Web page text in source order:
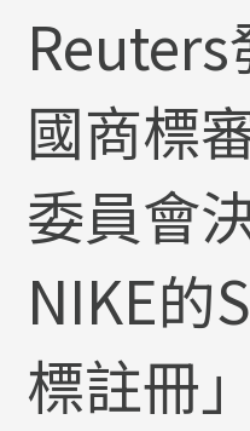
國商標
委員會
NIKE的
標註冊